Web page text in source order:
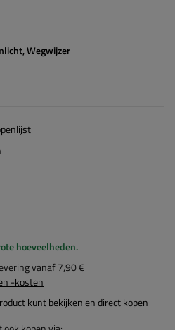
Wegwijzer
hoeveelheden
vanaf7,90 €
-kosten
kunt bekijken en direct kopen